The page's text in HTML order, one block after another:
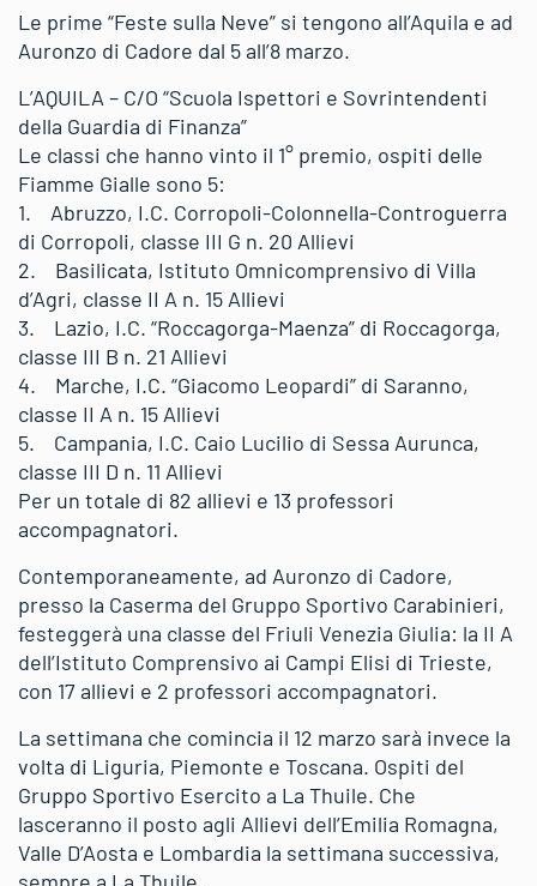
Le prime “Feste sulla Neve” si tengono all’Aquila e ad
Auronzo di Cadore dal 5 all’8 marzo.
L’AQUILA – C/O “Scuola Ispettori e Sovrintendenti
della Guardia di Finanza”
Le classi che hanno vinto il 1° premio, ospiti delle
Fiamme Gialle sono 5:
1. Abruzzo, I.C. Corropoli-Colonnella-Controguerra
di Corropoli, classe III G n. 20 Allievi
2. Basilicata, Istituto Omnicomprensivo di Villa
d’Agri, classe II A n. 15 Allievi
3. Lazio, I.C. “Roccagorga-Maenza” di Roccagorga,
classe III B n. 21 Allievi
4. Marche, I.C. “Giacomo Leopardi” di Saranno,
classe II A n. 15 Allievi
5. Campania, I.C. Caio Lucilio di Sessa Aurunca,
classe III D n. 11 Allievi
Per un totale di 82 allievi e 13 professori
accompagnatori.
Contemporaneamente, ad Auronzo di Cadore,
presso la Caserma del Gruppo Sportivo Carabinieri,
festeggerà una classe del Friuli Venezia Giulia: la II A
dell’Istituto Comprensivo ai Campi Elisi di Trieste,
con 17 allievi e 2 professori accompagnatori.
La settimana che comincia il 12 marzo sarà invece la
volta di Liguria, Piemonte e Toscana. Ospiti del
Gruppo Sportivo Esercito a La Thuile. Che
lasceranno il posto agli Allievi dell’Emilia Romagna,
Valle D’Aosta e Lombardia la settimana successiva,